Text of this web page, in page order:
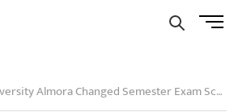
Menu
Almora Changed Semester Exam Schedule